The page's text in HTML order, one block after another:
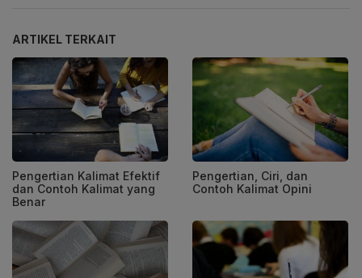
ARTIKEL TERKAIT
Pengertian Kalimat Efektif
dan Contoh Kalimat yang
Benar
Pengertian, Ciri, dan
Contoh Kalimat Opini